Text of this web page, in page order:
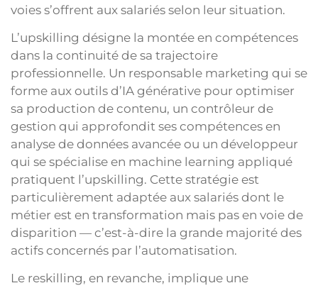
voies s’offrent aux salariés selon leur situation.
L’upskilling désigne la montée en compétences
dans la continuité de sa trajectoire
professionnelle. Un responsable marketing qui se
forme aux outils d’IA générative pour optimiser
sa production de contenu, un contrôleur de
gestion qui approfondit ses compétences en
analyse de données avancée ou un développeur
qui se spécialise en machine learning appliqué
pratiquent l’upskilling. Cette stratégie est
particulièrement adaptée aux salariés dont le
métier est en transformation mais pas en voie de
disparition — c’est-à-dire la grande majorité des
actifs concernés par l’automatisation.
Le reskilling, en revanche, implique une